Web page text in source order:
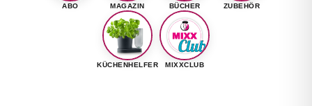
ABO MAGAZIN BÜCHER ZUBEHÖR
KÜCHENHELFER MIXXCLUB